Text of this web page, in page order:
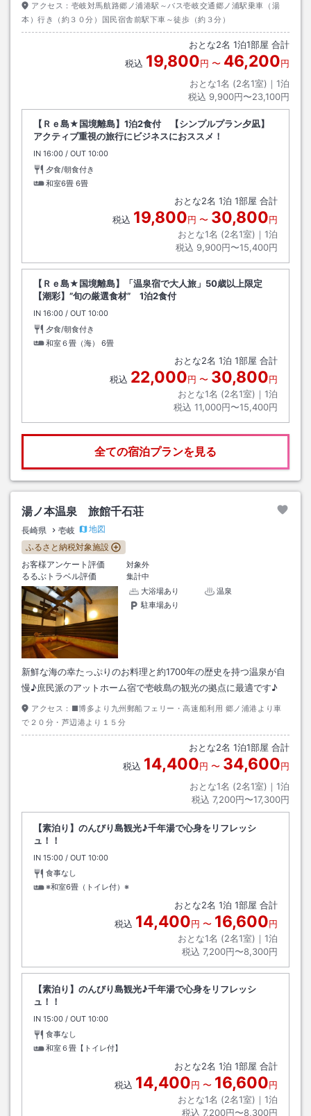
アクセス： 壱岐対馬航路郷ノ浦港駅～バス壱岐交通郷ノ浦駅乗車（湯
本）行き（約３０分）国民宿舎前駅下車～徒歩（約３分）
おとな2名 1泊1部屋 合計
税込 19,800円 〜 46,200円
おとな1名 (2名1室)｜ 1泊
税込 9,900円〜23,100円
【Ｒｅ島★国境離島】1泊2食付 【シンプルプラン夕凪】
アクティブ重視の旅行にビジネスにおススメ！
IN チェックイン
16:00 / OUT チェックアウト
10:00
夕食/朝食付き
和室6畳 6畳
おとな2名 1泊 1部屋 合計
税込 19,800円 〜 30,800円
おとな1名 (2名1室)｜ 1泊
税込 9,900円〜15,400円
【Ｒｅ島★国境離島】「温泉宿で大人旅」50歳以上限定
【潮彩】”旬の厳選食材” 1泊2食付
IN チェックイン
16:00 / OUT チェックアウト
10:00
夕食/朝食付き
和室６畳（海）
6畳
おとな2名 1泊 1部屋 合計
税込 22,000円 〜 30,800円
おとな1名 (2名1室)｜ 1泊
税込 11,000円〜15,400円
全ての宿泊プランを見る
湯ノ本温泉 旅館千石荘
長崎県 壱岐
地図
ふるさと納税対象施設
お客様アンケート評価
対象外
るるぶトラベル評価
集計中
大浴場あり
温泉
駐車場あり
新鮮な海の幸たっぷりのお料理と約1700年の歴史を持つ温泉が自
慢♪庶民派のアットホーム宿で壱岐島の観光の拠点に最適です♪
アクセス： ■博多より九州郵船フェリー・高速船利用 郷ノ浦港より車
で２０分・芦辺港より１５分
おとな2名 1泊1部屋 合計
税込 14,400円 〜 34,600円
おとな1名 (2名1室)｜ 1泊
税込 7,200円〜17,300円
【素泊り】のんびり島観光♪千年湯で心身をリフレッシ
ュ！！
IN チェックイン
15:00 / OUT チェックアウト
10:00
食事なし
※和室6畳（トイレ付）※
おとな2名 1泊 1部屋 合計
税込 14,400円 〜 16,600円
おとな1名 (2名1室)｜ 1泊
税込 7,200円〜8,300円
【素泊り】のんびり島観光♪千年湯で心身をリフレッシ
ュ！！
IN チェックイン
15:00 / OUT チェックアウト
10:00
食事なし
和室６畳【トイレ付】
おとな2名 1泊 1部屋 合計
税込 14,400円 〜 16,600円
おとな1名 (2名1室)｜ 1泊
税込 7,200円〜8,300円